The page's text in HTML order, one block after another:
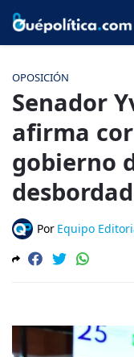
OPOSICIÓN
Senador
afirma
gobierno
Por Equipo